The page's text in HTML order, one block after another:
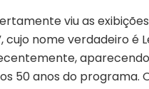
M
viu as
cujo nome verdadeiro é
50 anos do